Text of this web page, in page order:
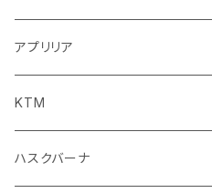
外装系
スポイラー系
シートカバー
その他
ライト系
フォグランプ
ミラー系
足回り
その他
フェンダー系
足回り
キャップ
ブレーキ系
ブレーキ・クラッチレバー
その他
ブレーキ系
ブレーキクラッチレバー
フェンダー系
ミラー
アプリリア
ミラー
ブレーキ系
KTM
ミラー
ハスクバーナ